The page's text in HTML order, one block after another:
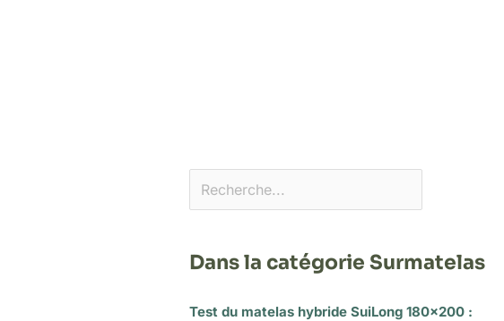
Dans la catégorie Surmatelas
Test du matelas hybride SuiLong 180×200 :